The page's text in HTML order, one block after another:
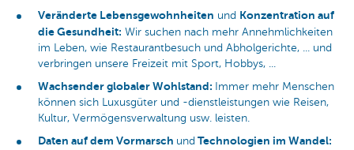
Veränderte Lebensgewohnheiten und Konzentration auf
die Gesundheit: Wir suchen nach mehr Annehmlichkeiten
im Leben, wie Restaurantbesuch und Abholgerichte, ... und
verbringen unsere Freizeit mit Sport, Hobbys, ...
Wachsender globaler Wohlstand: Immer mehr Menschen
können sich Luxusgüter und -dienstleistungen wie Reisen,
Kultur, Vermögensverwaltung usw. leisten.
Daten auf dem Vormarsch und Technologien im Wandel: